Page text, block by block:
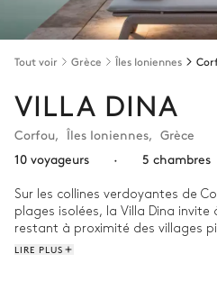
Tout voir Grèce Îles Ioniennes
VILLA DINA
Corfou, Îles Ioniennes, Grèce
10 voyageurs
· 5 chambres
Sur les collines verdoyantes de
plages isolées, la Villa Dina
restant à proximité des villages
contemporaine s’intègre
LIRE PLUS